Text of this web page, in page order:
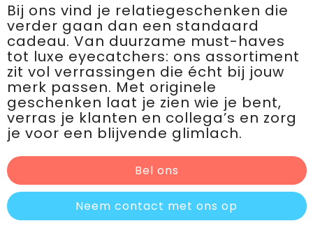
Bij ons vind je relatiegeschenken die
verder gaan dan een standaard
cadeau. Van duurzame must-haves
tot luxe eyecatchers: ons assortiment
zit vol verrassingen die écht bij jouw
merk passen. Met originele
geschenken laat je zien wie je bent,
verras je klanten en collega’s en zorg
je voor een blijvende glimlach.
Bel ons
Neem contact met ons op